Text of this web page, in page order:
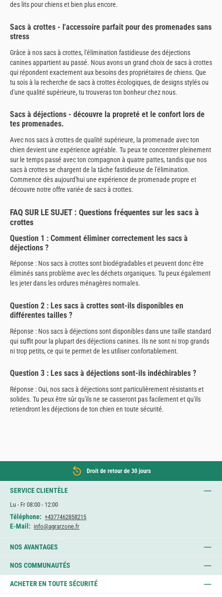
des lits pour chiens et bien plus encore.
Sacs à crottes - l'accessoire parfait pour des promenades sans
stress
Grâce à nos sacs à crottes, l'élimination fastidieuse des déjections
canines appartient au passé. Nous avons un grand choix de sacs à crottes
qui répondent exactement aux besoins des propriétaires de chiens. Que
tu sois à la recherche de sacs à crottes écologiques, de designs stylés ou
d'une qualité supérieure, tu trouveras ton bonheur chez nous.
Sacs à déjections - découvre la propreté et le confort lors de
tes promenades.
Avec nos sacs à crottes de qualité supérieure, la promenade avec ton
chien devient une expérience agréable. Tu peux te concentrer pleinement
sur le temps passé avec ton compagnon à quatre pattes, tandis que nos
sacs à crottes se chargent de la tâche fastidieuse de l'élimination.
Commence dès aujourd'hui une expérience de promenade propre et
découvre notre offre variée de sacs à crottes.
FAQ SUR LE SUJET : Questions fréquentes sur les sacs à
crottes
Question 1 : Comment éliminer correctement les sacs à
déjections ?
Réponse : Nos sacs à crottes sont biodégradables et peuvent donc être
éliminés sans problème avec les déchets organiques. Tu peux également
les jeter dans les ordures ménagères normales.
Question 2 : Les sacs à crottes sont-ils disponibles en
différentes tailles ?
Réponse : Nos sacs à déjections sont disponibles dans une taille standard
qui suffit pour la plupart des déjections canines. Ils ne sont ni trop grands
ni trop petits, ce qui te permet de les utiliser confortablement.
Question 3 : Les sacs à déjections sont-ils indéchirables ?
Réponse : Oui, nos sacs à déjections sont particulièrement résistants et
solides. Tu peux être sûr qu'ils ne se casseront pas facilement et qu'ils
retiendront les déjections de ton chien en toute sécurité.
Droit de retour de 30 jours
SERVICE CLIENTÈLE
Lu - Fr 08:00 - 12:00
Téléphone: +4377462858215
E-Mail: info@agrarzone.fr
NOS AVANTAGES
NOS COMMUNAUTÉS
ACHETER EN TOUTE SÉCURITÉ